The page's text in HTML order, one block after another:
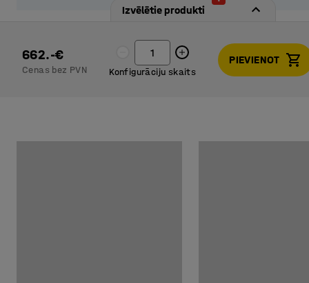
Izvēlētie produkti
662.-€
Cenas bez PVN Konfigurāciju skaits
PIEVIENOT